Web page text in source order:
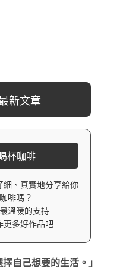
新文章
杯咖啡
細、真實地分享給你
啡嗎？
溫暖的支持
更多好作品吧
自己想要的生活。」